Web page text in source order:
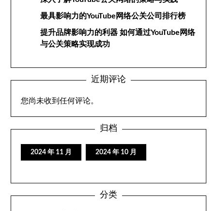
最具影响力的YouTube网络公关公司排行榜
提升品牌影响力的利器 如何通过YouTube网络
与公关策略实现成功
近期评论
您尚未收到任何评论。
归档
2024 年 11 月 2024 年 10 月
分类